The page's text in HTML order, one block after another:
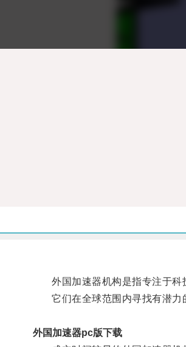
外国加速器机构是指专注于科
它们在全球范围内寻找有潜力的
外国加速器pc版下载